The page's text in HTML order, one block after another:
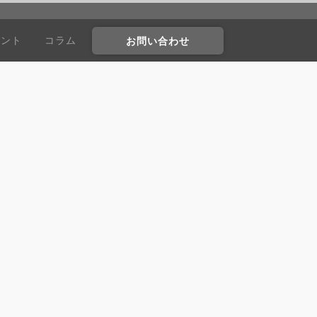
ト コラム お問い合わせ